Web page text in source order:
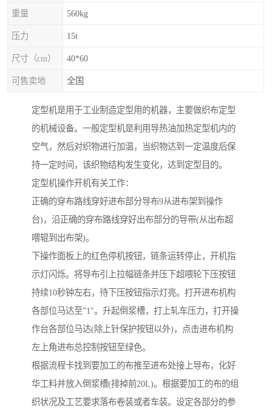
重量 560kg
压力 15t
尺寸（cm） 40*60
可售卖地 全国
定型机是用于工业制造定型用的机器，主要做织布定型
的机械设备。一般定型机是利用导热油加热定型机内的
空气，然后对织物进行加温，当织物达到一定温度后保
持一定时间，该织物结构发生变化，达到定型目的。
定型机操作开机有关工作：
正确的穿布路线穿好进布部分导布9从进布架到操作
台)，沿正确的穿布路线穿好出布部分的导带(从出布超
喂辊到出布架)。
下操作面板上的红色停机按钮，链条运转停止，开机指
示灯闪烁。将导布引上拉幅链条并压下超喂轮下压按钮
持续10秒钟左右，待下压按钮指示灯亮。打开进布机构
各部位马达至”1″。升起倒浆槽，打上轧车压力，打开操
作台各部位马达(除上针保护按钮以外)，点击进布机构
左上角进布总控制按钮至绿色。
根据流程卡找到要加工的布推至进布处接上导布，化好
华工料并放入倒浆槽(排掉前20L)。根据要加工的布的组
织状况及工艺要求落布卷装或者车装。设定各部分的参